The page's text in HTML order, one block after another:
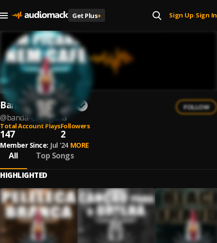
Get Plus+ Sign Up| Sign In
Banda Estragona
@banda-estragona
FOLLOW
Total Account Plays
147
Followers
2
Member Since: Jul '24 MORE
All Top Songs
HIGHLIGHTED